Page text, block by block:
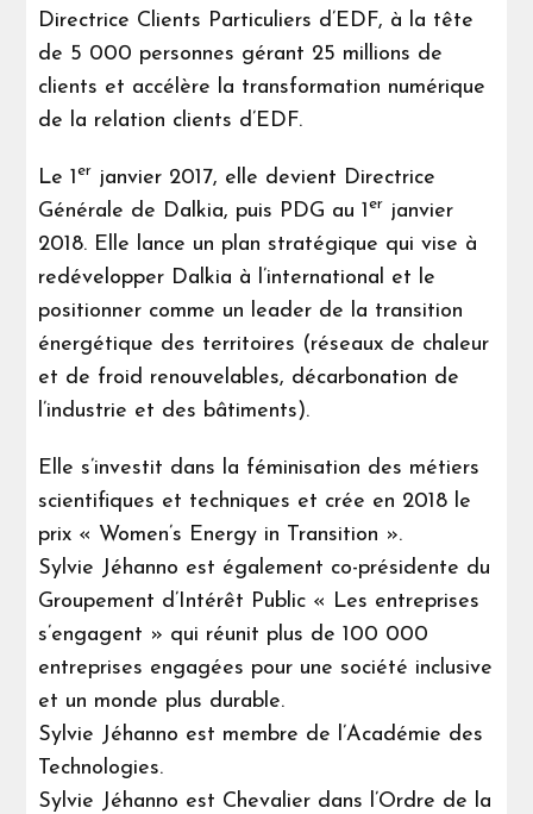
Directrice Clients Particuliers d’EDF, à la tête
de 5 000 personnes gérant 25 millions de
clients et accélère la transformation numérique
de la relation clients d’EDF.
Le 1er
janvier 2017, elle devient Directrice
Générale de Dalkia, puis PDG au 1er
janvier
2018. Elle lance un plan stratégique qui vise à
redévelopper Dalkia à l’international et le
positionner comme un leader de la transition
énergétique des territoires (réseaux de chaleur
et de froid renouvelables, décarbonation de
l’industrie et des bâtiments).
Elle s’investit dans la féminisation des métiers
scientifiques et techniques et crée en 2018 le
prix « Women’s Energy in Transition ».
Sylvie Jéhanno est également co-présidente du
Groupement d’Intérêt Public « Les entreprises
s’engagent » qui réunit plus de 100 000
entreprises engagées pour une société inclusive
et un monde plus durable.
Sylvie Jéhanno est membre de l’Académie des
Technologies.
Sylvie Jéhanno est Chevalier dans l’Ordre de la